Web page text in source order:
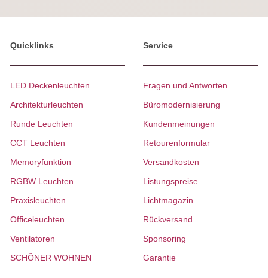
Quicklinks
LED Deckenleuchten
Architekturleuchten
Runde Leuchten
CCT Leuchten
Memoryfunktion
RGBW Leuchten
Praxisleuchten
Officeleuchten
Ventilatoren
SCHÖNER WOHNEN
Service
Fragen und Antworten
Büromodernisierung
Kundenmeinungen
Retourenformular
Versandkosten
Listungspreise
Lichtmagazin
Rückversand
Sponsoring
Garantie